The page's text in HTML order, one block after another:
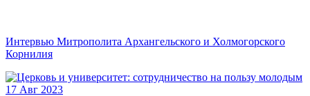
Интервью Митрополита Архангельского и Холмогорского
Корнилия
17 Авг 2023